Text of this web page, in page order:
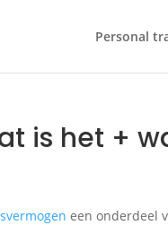
Personal
is het +
een onderdeel